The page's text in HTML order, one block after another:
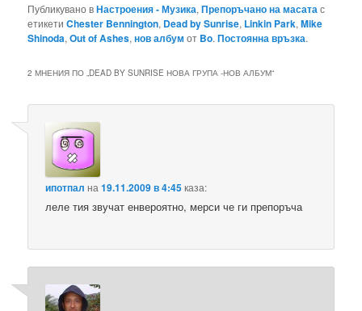
Публикувано вНастроения - Музика,Препоръчано на масатас
етикетиChester Bennington, Dead by Sunrise, Linkin Park,Mike
Shinoda,Out of Ashes,нов албум от Bo.Постоянна връзка.
2 МНЕНИЯ ПО „DEAD BY SUNRISE НОВА ГРУПА -НОВ АЛБУМ“
ипотпал на19.11.2009 в 4:45каза:
леле тия звучат енвероятно, мерси че ги препоръча